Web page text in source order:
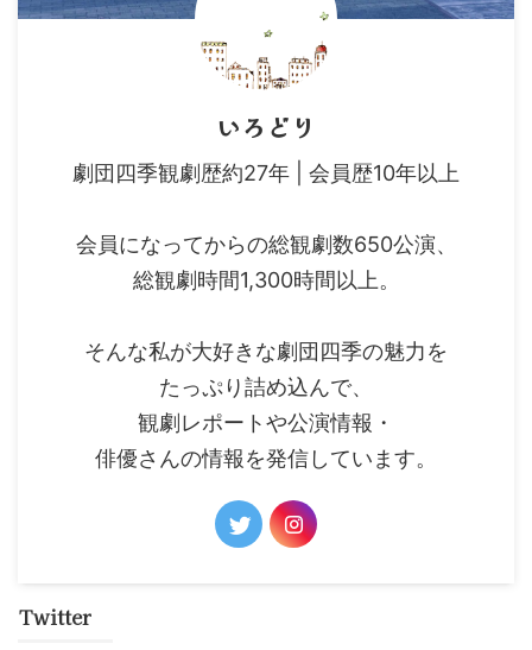
いろどり
劇団四季観劇歴約27年 | 会員歴10年以上
会員になってからの総観劇数650公演、
総観劇時間1,300時間以上。
そんな私が大好きな劇団四季の魅力を
たっぷり詰め込んで、
観劇レポートや公演情報・
俳優さんの情報を発信しています。
Twitter